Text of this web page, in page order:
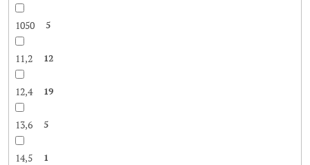
1050 5
11,2 12
12,4 19
13,6 5
14,5 1